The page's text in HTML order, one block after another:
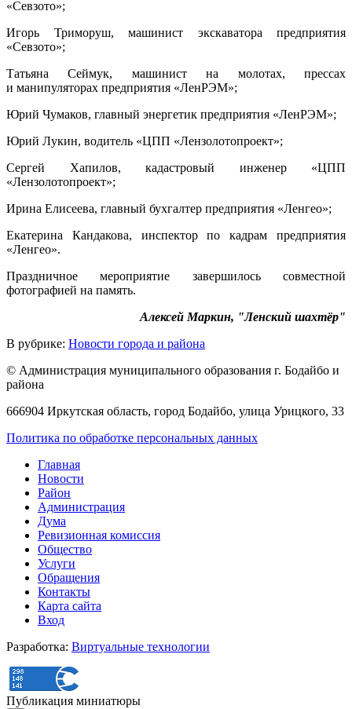
«Севзото»;
Игорь Триморуш, машинист экскаватора предприятия
«Севзото»;
Татьяна Сеймук, машинист на молотах, прессах
и манипуляторах предприятия «ЛенРЭМ»;
Юрий Чумаков, главный энергетик предприятия «ЛенРЭМ»;
Юрий Лукин, водитель «ЦПП «Лензолотопроект»;
Сергей Хапилов, кадастровый инженер «ЦПП
«Лензолотопроект»;
Ирина Елисеева, главный бухгалтер предприятия «Ленгео»;
Екатерина Кандакова, инспектор по кадрам предприятия
«Ленгео».
Праздничное мероприятие завершилось совместной
фотографией на память.
Алексей Маркин, "Ленский шахтёр"
В рубрике: Новости города и района
© Администрация муниципального образования г. Бодайбо и
района
666904 Иркутская область, город Бодайбо, улица Урицкого, 33
Политика по обработке персональных данных
Главная
Новости
Район
Администрация
Дума
Ревизионная комиссия
Общество
Услуги
Обращения
Контакты
Карта сайта
Вход
Разработка: Виртуальные технологии
Публикация миниатюры